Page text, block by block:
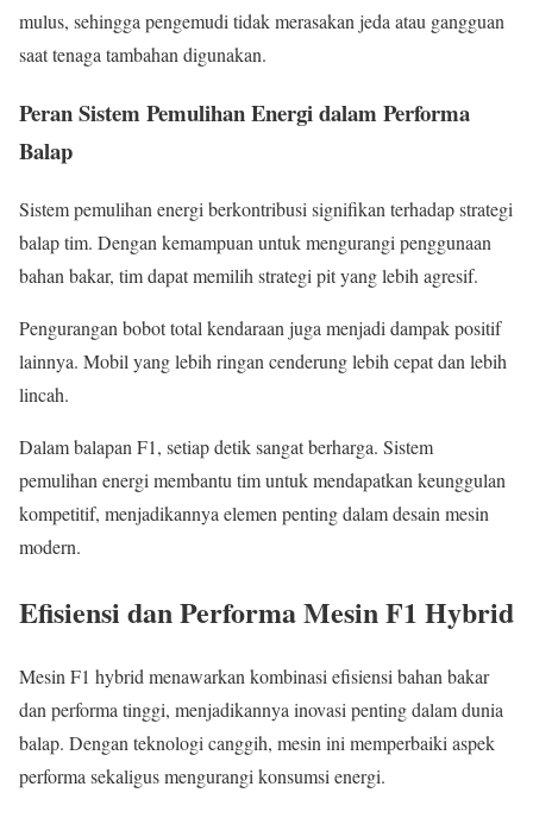
mulus, sehingga pengemudi tidak merasakan jeda atau gangguan
saat tenaga tambahan digunakan.
Peran Sistem Pemulihan Energi dalam Performa
Balap
Sistem pemulihan energi berkontribusi signifikan terhadap strategi
balap tim. Dengan kemampuan untuk mengurangi penggunaan
bahan bakar, tim dapat memilih strategi pit yang lebih agresif.
Pengurangan bobot total kendaraan juga menjadi dampak positif
lainnya. Mobil yang lebih ringan cenderung lebih cepat dan lebih
lincah.
Dalam balapan F1, setiap detik sangat berharga. Sistem
pemulihan energi membantu tim untuk mendapatkan keunggulan
kompetitif, menjadikannya elemen penting dalam desain mesin
modern.
Efisiensi dan Performa Mesin F1 Hybrid
Mesin F1 hybrid menawarkan kombinasi efisiensi bahan bakar
dan performa tinggi, menjadikannya inovasi penting dalam dunia
balap. Dengan teknologi canggih, mesin ini memperbaiki aspek
performa sekaligus mengurangi konsumsi energi.